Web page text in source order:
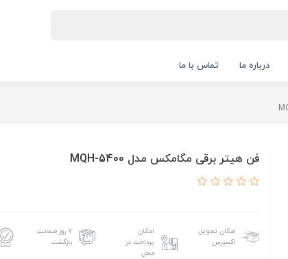
درباره ما تماس با ما
فن هیتر برقی مگامکس مدل MQH-5400
امکان تحویل
اکسپرس
امکان
پرداخت در
محل
۷ روز ضمانت
بازگشت